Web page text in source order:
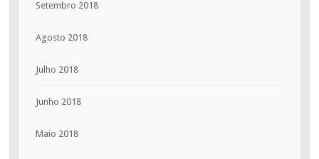
Setembro 2018
Agosto 2018
Julho 2018
Junho 2018
Maio 2018